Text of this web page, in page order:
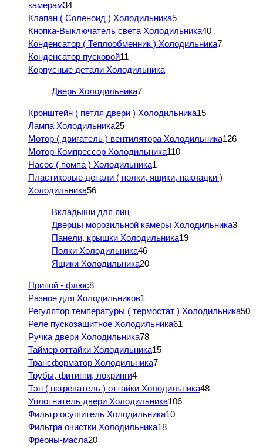
камерам34
Клапан ( Соленоид ) Холодильника5
Кнопка-Выключатель света Холодильника40
Конденсатор ( Теплообменник ) Холодильника7
Конденсатор пусковой11
Корпусные детали Холодильника
Дверь Холодильника7
Кронштейн ( петля двери ) Холодильника15
Лампа Холодильника25
Мотор ( двигатель ) вентилятора Холодильника126
Мотор-Компрессор Холодильника110
Насос ( помпа ) Холодильника1
Пластиковые детали ( полки, ящики, накладки )
Холодильника56
Вкладыши для яиц
Дверцы морозильной камеры Холодильника3
Панели, крышки Холодильника19
Полки Холодильника46
Ящики Холодильника20
Припой - флюс8
Разное для Холодильников1
Регулятор температуры ( термостат ) Холодильника50
Реле пускозащитное Холодильника61
Ручка двери Холодильника78
Таймер оттайки Холодильника15
Трансформатор Холодильника7
Трубы, фитинги, локринги4
Тэн ( нагреватель ) оттайки Холодильника48
Уплотнитель двери Холодильника106
Фильтр осушитель Холодильника10
Фильтра очистки Холодильника18
Фреоны-масла20